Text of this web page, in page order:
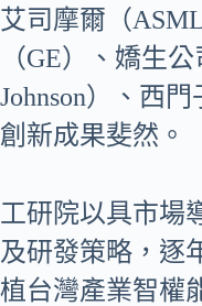
艾司摩爾（
（GE）、嬌生公
Johnson）、西門
創新成果斐然。
工研院以具市場
及研發策略，逐
植台灣產業智權